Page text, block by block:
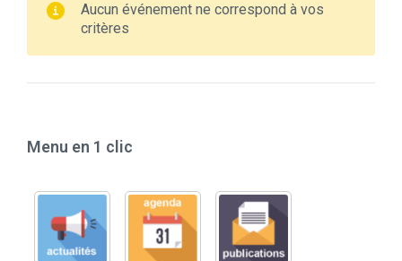
Aucun événement ne correspond à vos
critères
Menu en 1 clic